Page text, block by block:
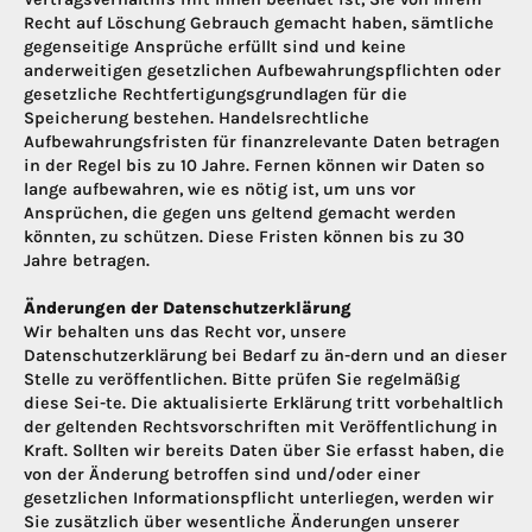
Recht auf Löschung Gebrauch gemacht haben, sämtliche
gegenseitige Ansprüche erfüllt sind und keine
anderweitigen gesetzlichen Aufbewahrungspflichten oder
gesetzliche Rechtfertigungsgrundlagen für die
Speicherung bestehen. Handelsrechtliche
Aufbewahrungsfristen für finanzrelevante Daten betragen
in der Regel bis zu 10 Jahre. Fernen können wir Daten so
lange aufbewahren, wie es nötig ist, um uns vor
Ansprüchen, die gegen uns geltend gemacht werden
könnten, zu schützen. Diese Fristen können bis zu 30
Jahre betragen.
Änderungen der Datenschutzerklärung
Wir behalten uns das Recht vor, unsere
Datenschutzerklärung bei Bedarf zu än-dern und an dieser
Stelle zu veröffentlichen. Bitte prüfen Sie regelmäßig
diese Sei-te. Die aktualisierte Erklärung tritt vorbehaltlich
der geltenden Rechtsvorschriften mit Veröffentlichung in
Kraft. Sollten wir bereits Daten über Sie erfasst haben, die
von der Änderung betroffen sind und/oder einer
gesetzlichen Informationspflicht unterliegen, werden wir
Sie zusätzlich über wesentliche Änderungen unserer